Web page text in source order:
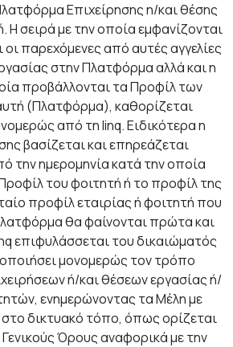
Επιχείρησης η/και θέσης
Η σειρά με την οποία εμφανίζονται
οι παρεχόμενες από αυτές αγγελίες
στην Πλατφόρμα αλλά και η
προβάλλονται τα Προφίλ των
(Πλατφόρμα), καθορίζεται
από τη linq. Ειδικότερα η
βασίζεται και επηρεάζεται
την ημερομηνία κατά την οποία
του φοιτητή ή το προφίλ της
προφίλ εταιρίας ή φοιτητή που
θα φαίνονται πρώτα και
επιφυλάσσεται του δικαιώματός
μονομερώς τον τρόπο
ή/και θέσεων εργασίας ή/
ενημερώνοντας τα Μέλη με
δικτυακό τόπο, όπως ορίζεται
Όρους αναφορικά με την